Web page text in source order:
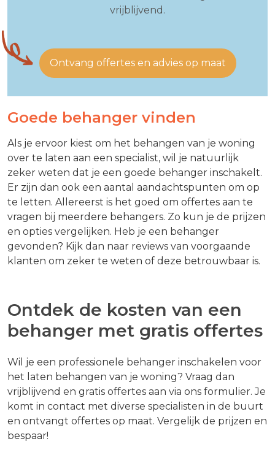
vrijblijvend.
Ontvang offertes en advies op maat
Goede behanger vinden
Als je ervoor kiest om het behangen van je woning
over te laten aan een specialist, wil je natuurlijk
zeker weten dat je een goede behanger inschakelt.
Er zijn dan ook een aantal aandachtspunten om op
te letten. Allereerst is het goed om offertes aan te
vragen bij meerdere behangers. Zo kun je de prijzen
en opties vergelijken. Heb je een behanger
gevonden? Kijk dan naar reviews van voorgaande
klanten om zeker te weten of deze betrouwbaar is.
Ontdek de kosten van een
behanger met gratis offertes
Wil je een professionele behanger inschakelen voor
het laten behangen van je woning? Vraag dan
vrijblijvend en gratis offertes aan via ons formulier. Je
komt in contact met diverse specialisten in de buurt
en ontvangt offertes op maat. Vergelijk de prijzen en
bespaar!